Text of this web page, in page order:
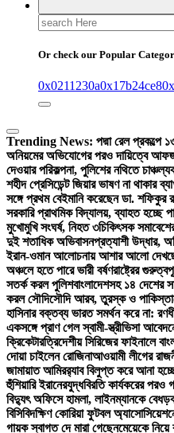
Search
for:
Or check our Popular
0x0211230a0x17b24ce8
Trending News: পদ্মা রেল প্রকল্পে
অনিয়মের অভিযোগের পরও দায়িত্বে
দেওয়ার পরিকল্পনা, পুলিশের নথিতে
শহীদ প্রেসিডেন্ট জিয়ার ভাষণ না থাকার
সঙ্গে প্রথম বেইমানি করেছেন ডা. শফিকুর
সরকারি প্রাথমিক বিদ্যালয়, ব্যাহত হচ্ছে
মুখোমুখি সংঘর্ষ, নিহত ৩চিকিৎসক
দুই শতাধিক অভিবাসনপ্রত্যাশী উদ্ধার,
ইরান-ওমান আলোচনায় আশার আলো দেখছে
অঞ্চলে হতে পারে ভারী বর্ষণরাষ্ট্রের
সতর্ক করল পুলিশবাংলাদেশসহ ১৪ দেশের
করল সৌদিসৌদি আরব, তুরস্ক ও
হাসিনার বক্তব্য ভারত সমর্থন করে না:
একসঙ্গে প্রাণ গেল স্বামী-স্ত্রীভিসা
ক্রিকেটারত্রিদেশীয় সিরিজের ফাইনালে
দোয়া চাইলেন রোজিনাআওয়ামী লীগের
জামায়াত আমিরর‍্যাব বিলুপ্ত করে আনা
হুঁশিয়ারি ইরানেরযুদ্ধবিরতি কার্যকরের পরও
বিদ্যুৎ অফিসে হামলা, লাইনম্যানকে
বিসিবিদক্ষিণ কোরিয়া ফুটবল
গায়ক স্বাগত দে মারা গেছেনমেয়েকে নিয়ে